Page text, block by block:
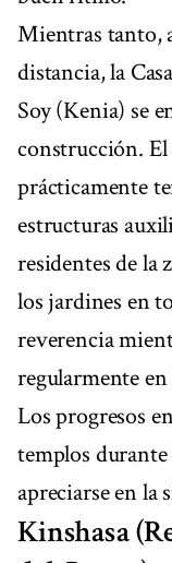
Mientras tanto,
distancia, la
Soy (Kenia) se
construcción.
prácticamente
estructuras
residentes de la
los jardines en
reverencia
regularmente
Los progresos
templos durante
apreciarse en la
Kinshasa